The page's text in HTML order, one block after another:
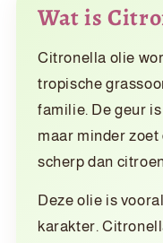
Wat is
Citronella olie
tropische
familie. De geur
maar minder
scherp dan
Deze olie is
karakter.